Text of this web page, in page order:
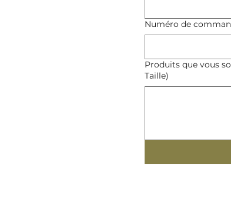
Numéro de
Produits que vous
Taille)